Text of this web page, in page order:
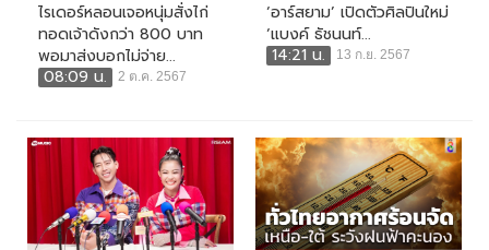
ไรเดอร์หลอนเจอหนุ่มสั่งไก่
ทอดเจ้าดังกว่า 800 บาท
พอมาส่งบอกไม่จ่าย...
08:09 น.
2 ต.ค. 2567
‘อาร์สยาม’ เปิดตัวศิลปินใหม่
‘แบงค์ ธัชนนท์...
14:21 น.
13 ก.ย. 2567